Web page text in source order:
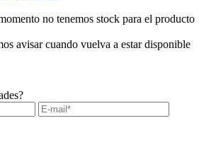
no tenemos stock para el producto
avisar cuando vuelva a estar disponible